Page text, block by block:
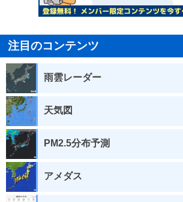
注目のコンテンツ
雨雲レーダー
天気図
PM2.5分布予測
アメダス